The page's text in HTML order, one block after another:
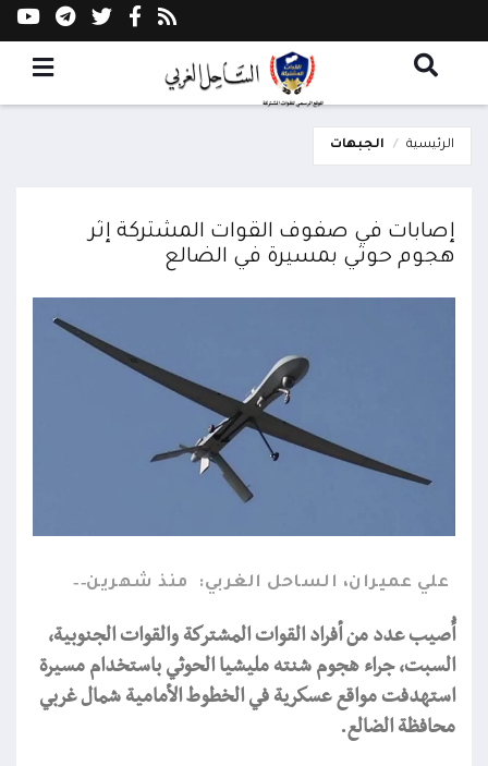
الرئيسية الجبهات
إصابات في صفوف القوات المشتركة إثر
هجوم حوثي بمسيرة في الضالع
علي عميران، الساحل الغربي: منذ شهرين
أُصيب عدد من أفراد القوات المشتركة والقوات الجنوبية،
السبت، جراء هجوم شنته مليشيا الحوثي باستخدام مسيرة
استهدفت مواقع عسكرية في الخطوط الأمامية شمال غربي
محافظة الضالع.